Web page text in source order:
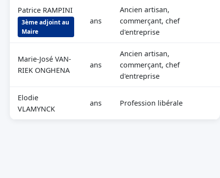
Patrice RAMPINI
3ème adjoint au
Maire
ans
Ancien artisan,
commerçant, chef
d'entreprise
Marie-José VAN-
RIEK ONGHENA
ans
Ancien artisan,
commerçant, chef
d'entreprise
Elodie
VLAMYNCK
ans Profession libérale